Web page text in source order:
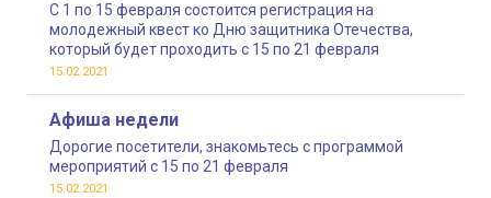
С 1 по 15 февраля состоится регистрация на
молодежный квест ко Дню защитника Отечества,
который будет проходить с 15 по 21 февраля
15.02.2021
Афиша недели
Дорогие посетители, знакомьтесь с программой
мероприятий с 15 по 21 февраля
15.02.2021